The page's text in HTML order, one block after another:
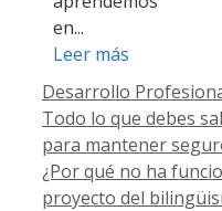
en...
Leer más
Categorías
Desarrollo
Todo lo que debes
para mantener
¿Por qué no ha
proyecto del